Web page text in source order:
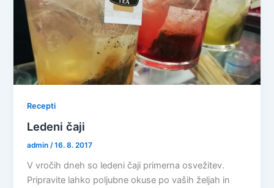
Recepti
Ledeni čaji
admin/16. 8. 2017
V vročih dneh so ledeni čaji primerna osvežitev.
Pripravite lahko poljubne okuse po vaših željah in